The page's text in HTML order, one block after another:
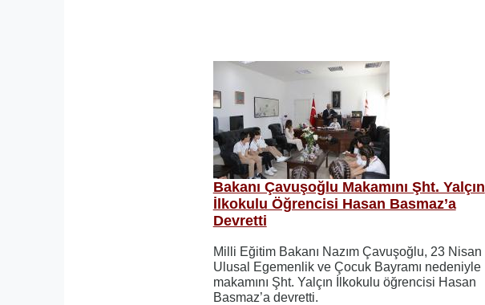
Bakanı Çavuşoğlu Makamını Şht. Yalçın
İlkokulu Öğrencisi Hasan Basmaz’a
Devretti
Milli Eğitim Bakanı Nazım Çavuşoğlu, 23 Nisan
Ulusal Egemenlik ve Çocuk Bayramı nedeniyle
makamını Şht. Yalçın İlkokulu öğrencisi Hasan
Basmaz’a devretti.